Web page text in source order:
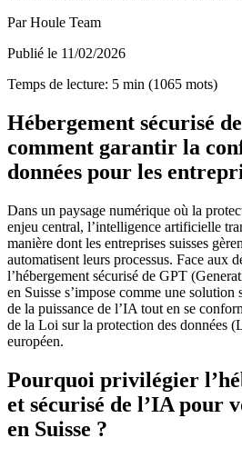
Par Houle Team
Publié le 11/02/2026
Temps de lecture: 5 min (1065 mots)
Hébergement sécurisé
comment garantir la
données pour les
Dans un paysage numérique où la
enjeu central, l’intelligence artificielle
manière dont les entreprises suisses
automatisent leurs processus. Face aux
l’hébergement sécurisé de GPT
en Suisse s’impose comme une
de la puissance de l’IA tout en se
de la Loi sur la protection des données
européen.
Pourquoi privilégier
et sécurisé de l’IA pour
en Suisse ?